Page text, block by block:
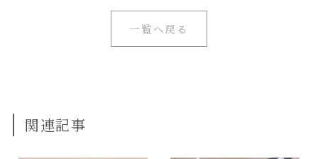
一覧へ戻る
関連記事